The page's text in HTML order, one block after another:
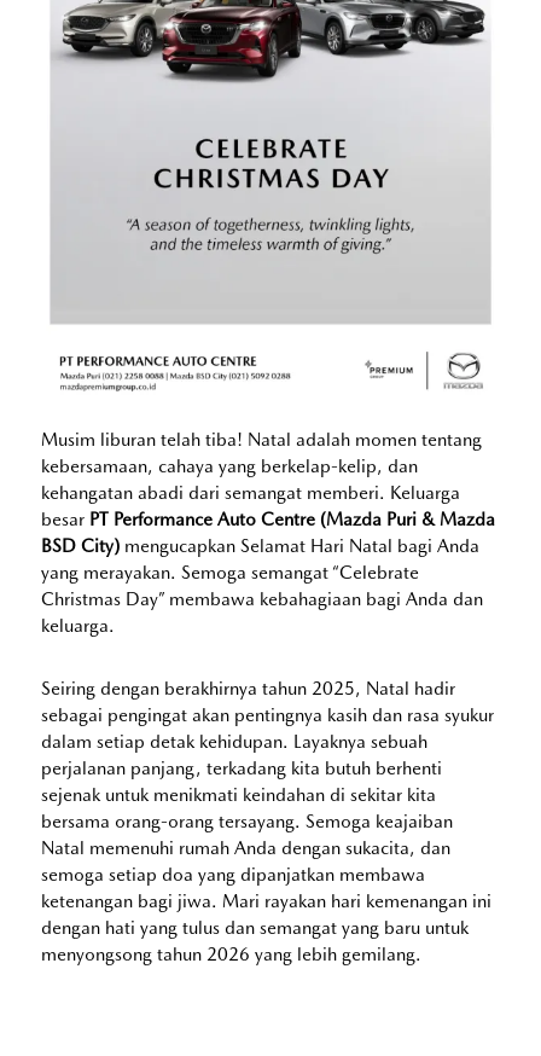
Musim liburan telah tiba! Natal adalah momen tentang
kebersamaan, cahaya yang berkelap-kelip, dan
kehangatan abadi dari semangat memberi. Keluarga
besar PT Performance Auto Centre (Mazda Puri & Mazda
BSD City) mengucapkan Selamat Hari Natal bagi Anda
yang merayakan. Semoga semangat “Celebrate
Christmas Day” membawa kebahagiaan bagi Anda dan
keluarga.
Seiring dengan berakhirnya tahun 2025, Natal hadir
sebagai pengingat akan pentingnya kasih dan rasa syukur
dalam setiap detak kehidupan. Layaknya sebuah
perjalanan panjang, terkadang kita butuh berhenti
sejenak untuk menikmati keindahan di sekitar kita
bersama orang-orang tersayang. Semoga keajaiban
Natal memenuhi rumah Anda dengan sukacita, dan
semoga setiap doa yang dipanjatkan membawa
ketenangan bagi jiwa. Mari rayakan hari kemenangan ini
dengan hati yang tulus dan semangat yang baru untuk
menyongsong tahun 2026 yang lebih gemilang.